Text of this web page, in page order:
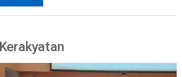
Kerakyatan